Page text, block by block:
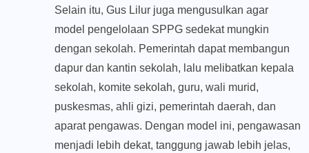
Selain itu, Gus Lilur juga mengusulkan agar
model pengelolaan SPPG sedekat mungkin
dengan sekolah. Pemerintah dapat membangun
dapur dan kantin sekolah, lalu melibatkan kepala
sekolah, komite sekolah, guru, wali murid,
puskesmas, ahli gizi, pemerintah daerah, dan
aparat pengawas. Dengan model ini, pengawasan
menjadi lebih dekat, tanggung jawab lebih jelas,